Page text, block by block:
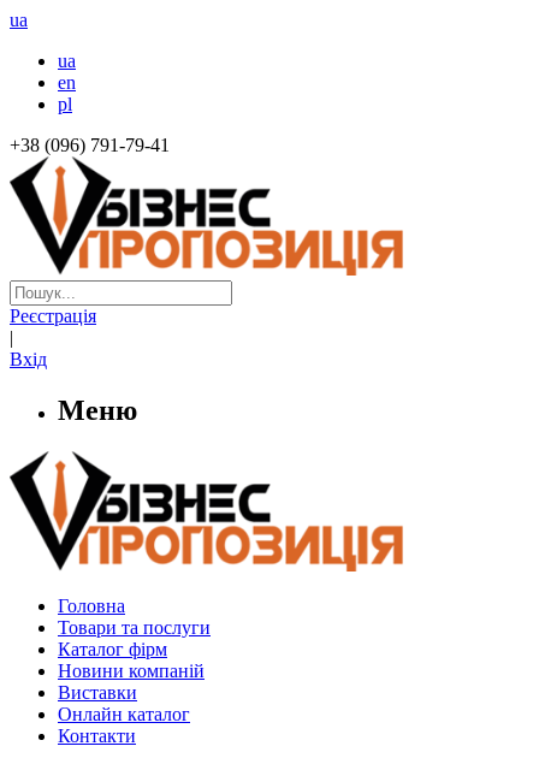
ua
ua
en
pl
+38 (096) 791-79-41
Реєстрація
|
Вхід
Меню
Головна
Товари та послуги
Каталог фірм
Новини компаній
Виставки
Онлайн каталог
Контакти